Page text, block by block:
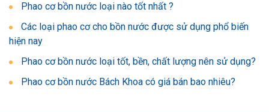
Phao cơ bồn nước loại nào tốt nhất ?
Các loại phao cơ cho bồn nước được sử dụng phổ biến
hiện nay
Phao cơ bồn nước loại tốt, bền, chất lượng nên sử dụng?
Phao cơ bồn nước Bách Khoa có giá bán bao nhiêu?